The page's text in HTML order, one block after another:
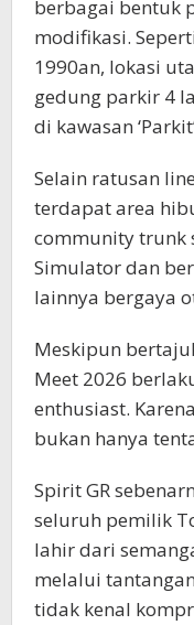
berbagai bentuk
modifikasi.
1990an, lokasi
gedung parkir 4
di kawasan
Selain ratusan
terdapat area
community trunk
Simulator dan
lainnya bergaya
Meskipun
Meet 2026
enthusiast.
bukan hanya
Spirit GR
seluruh pemilik
lahir dari
melalui
tidak kenal